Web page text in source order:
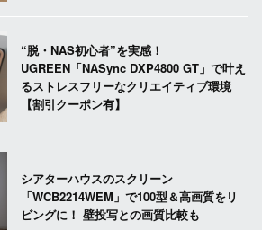
“脱・NAS初心者”を実感！
UGREEN「NASync DXP4800 GT」で叶え
るストレスフリーなクリエイティブ環境
【割引クーポン有】
シアターハウスのスクリーン
「WCB2214WEM」で100型＆高画質をリ
ビングに！ 壁投写との画質比較も